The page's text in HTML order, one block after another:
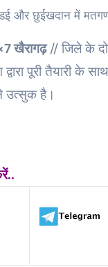
और छुईखदान में
खैरागढ़// जिले के
पूरी तैयारी के
उत्सुक है।